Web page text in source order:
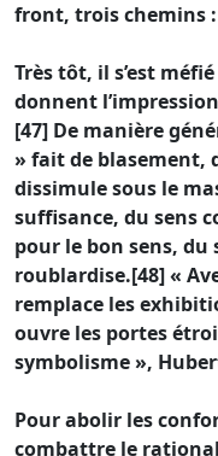
front, trois chemins :
Très tôt, il s’est
donnent
[47] De manière
» fait de blasement,
dissimule sous le
suffisance, du sens
pour le bon sens, du
roublardise.[48] «
remplace les
ouvre les portes
symbolisme »,
Pour abolir les
combattre le